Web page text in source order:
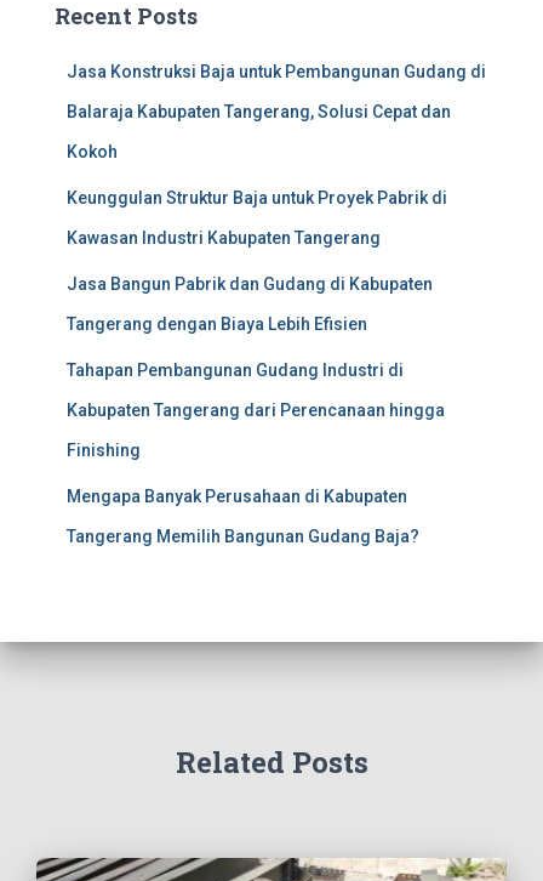
Recent Posts
Jasa Konstruksi Baja untuk Pembangunan Gudang di
Balaraja Kabupaten Tangerang, Solusi Cepat dan
Kokoh
Keunggulan Struktur Baja untuk Proyek Pabrik di
Kawasan Industri Kabupaten Tangerang
Jasa Bangun Pabrik dan Gudang di Kabupaten
Tangerang dengan Biaya Lebih Efisien
Tahapan Pembangunan Gudang Industri di
Kabupaten Tangerang dari Perencanaan hingga
Finishing
Mengapa Banyak Perusahaan di Kabupaten
Tangerang Memilih Bangunan Gudang Baja?
Related Posts